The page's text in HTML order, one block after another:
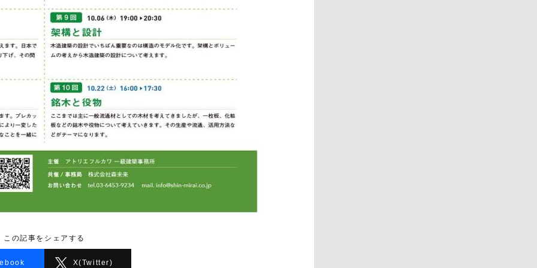
この記事をシェアする
X(Twitter)